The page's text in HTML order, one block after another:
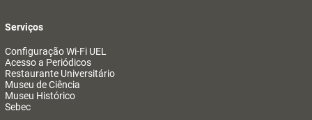
Serviços
Configuração Wi-Fi UEL
Acesso a Periódicos
Restaurante Universitário
Museu de Ciência
Museu Histórico
Sebec